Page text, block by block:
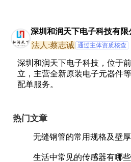
深圳和润天下电子科技有限
法人:蔡志诚 通过主体资质核查
深圳和润天下电子科技，位于
立，主营全新原装电子元器件
配单服务。
热门文章
无缝钢管的常用规格及壁厚
生活中常见的传感器有哪